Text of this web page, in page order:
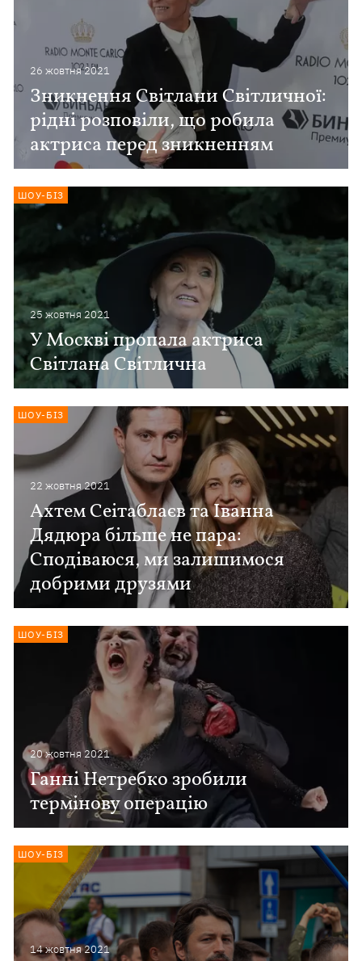
26 жовтня 2021
Зникнення Світлани Світличної:
рідні розповіли, що робила
актриса перед зникненням
25 жовтня 2021
У Москві пропала актриса
Світлана Світлична
ШОУ-БІЗ
22 жовтня 2021
Ахтем Сеітаблаєв та Іванна
Дядюра більше не пара:
Сподіваюся, ми залишимося
добрими друзями
ШОУ-БІЗ
20 жовтня 2021
Ганні Нетребко зробили
термінову операцію
ШОУ-БІЗ
14 жовтня 2021
ШОУ-БІЗ